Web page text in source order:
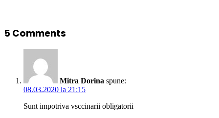
5 Comments
Mitra Dorina spune:
08.03.2020 la 21:15
Sunt impotriva vsccinarii obligatorii